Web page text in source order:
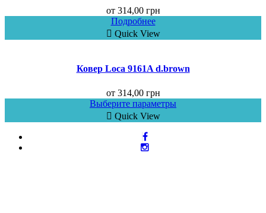
от 314,00 грн
Подробнее
Quick View
Ковер Loca 9161A d.brown
от 314,00 грн
Выберите параметры
Quick View